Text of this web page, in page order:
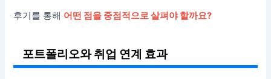
후기를 통해 어떤 점을 중점적으로 살펴야 할까요?
포트폴리오와 취업 연계 효과